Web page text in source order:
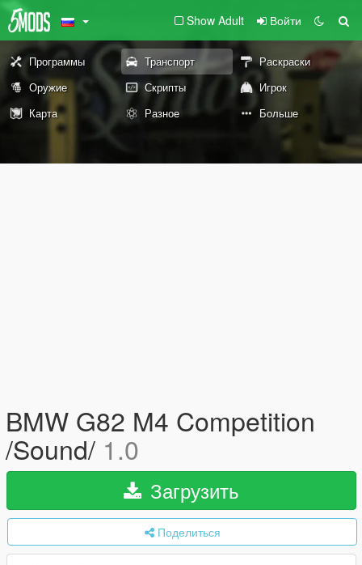
Show Adult Войти
Программы Транспорт
Раскраски
Оружие
Скрипты
Игрок
Карта
Разное Больше
BMW G82 M4 Competition
/Sound/ 1.0
Загрузить
Поделиться